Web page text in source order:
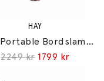
HAY
Host Portable Bordslampa 300 Iron Red
2249 kr 1799 kr